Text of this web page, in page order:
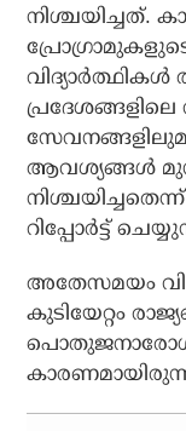
നിശ്ചയിച്ചത്.
വിദ്യാര്‍ത്ഥികള്‍
ആവശ്യങ്ങള്‍
റിപ്പോര്‍ട്ട്
അതേസമയം
കുടിയേറ്റം